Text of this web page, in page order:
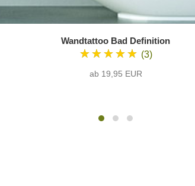
Wandtattoo Bad Definition
★★★★★ (3)
ab 19,95 EUR